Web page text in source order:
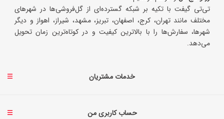
تی‌تی گیفت با تکیه بر شبکه گسترده‌ای از گل‌فروشی‌ها در شهرهای
مختلف مانند تهران، کرج، اصفهان، تبریز، مشهد، شیراز، اهواز و دیگر
شهرها، سفارش‌ها را با بالاترین کیفیت و در کوتاه‌ترین زمان تحویل
می‌دهد.
خدمات مشتریان
حساب کاربری من